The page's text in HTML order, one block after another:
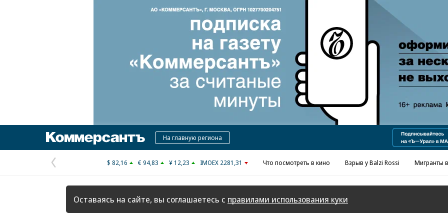
Реклама в «Ъ» www.kommersant.ru/ad
КоммерсантъНа главную региона
Предыдущая
страница
$ 82,16 € 94,83 ¥ 12,23 IMOEX 2281,31 Что посмотреть в кино Взрыв у Balzi Rossi Мигранты
Оставаясь на сайте, вы соглашаетесь с правилами использования куки